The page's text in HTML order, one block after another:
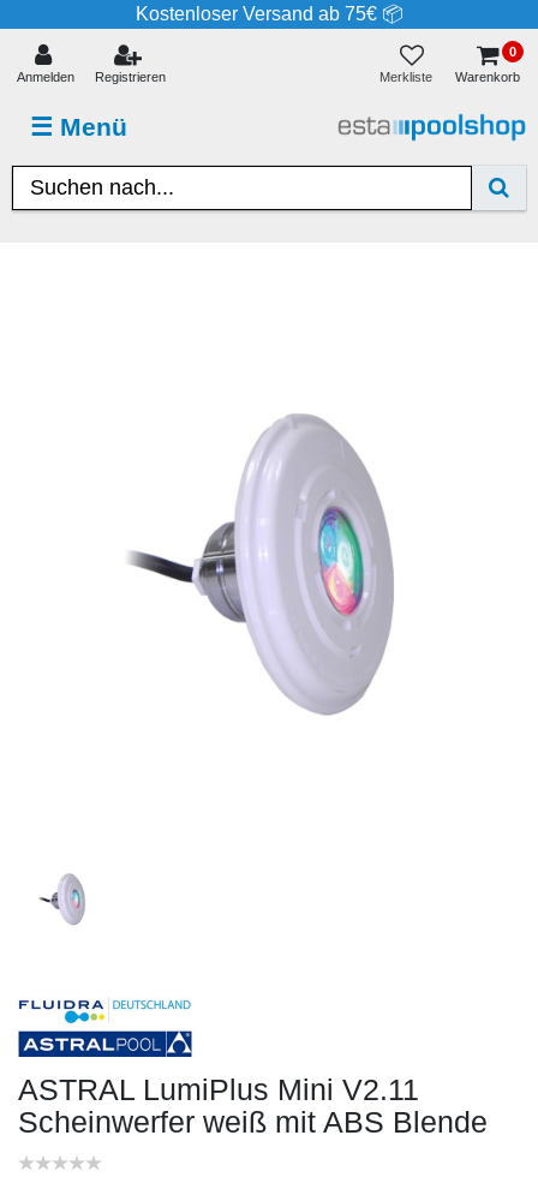
Kostenloser Versand ab 75€ 📦
☰ Menü
Anmelden Registrieren Merkliste
0
Warenkorb
ASTRAL LumiPlus Mini V2.11
Scheinwerfer weiß mit ABS Blende